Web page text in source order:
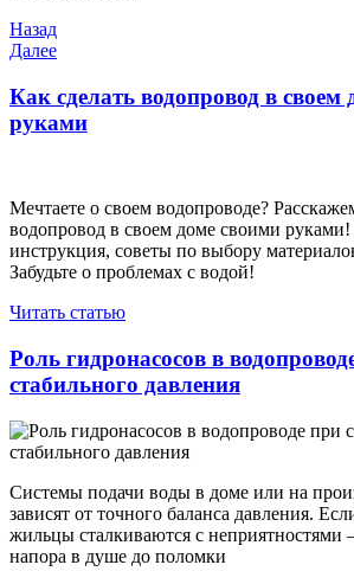
Навигация
по
записям
Предыдущая
запись
Назад
Следующая
Далее
Как сделать водопровод в своем
руками
Мечтаете о своем водопроводе?
водопровод в своем доме своими
инструкция, советы по выбору
Забудьте о проблемах с водой!
Читать статью
Роль гидронасосов в
стабильного давления
Системы подачи воды в доме или на
зависят от точного баланса давления.
жильцы сталкиваются с неприятностями
напора в душе до поломки